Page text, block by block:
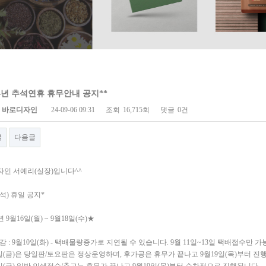
추석연휴 휴무안내 공지**
바로디자인 24-09-06 09:31 조회 16,715회 댓글 0건
다음글
인 서예리(실장)입니다^^
) 휴일 공지*
9월16일(월) ~ 9월18일(수)★
: 9월10일(화) - 택배물량증가로 지연될 수 있습니다. 9월 11일~13일 택배접수만 가
(금)은 당일판/토요판은 정상운영하며, 후가공은 휴무가 끝나고 9월19일(목)부터 진